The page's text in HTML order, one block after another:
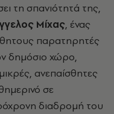
τη σπανιότητά της,
Μίχας, ένας
παρατηρητές
δημόσιο χώρο,
ανεπαίσθητες
σε
διαδρομή του